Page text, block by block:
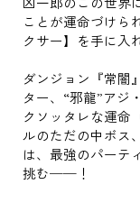
ことが運命づけら
クサー】を手に入
ダンジョン『常闇
ター、“邪龍”アジ
クソッタレな運命
ルのただの中ボ
は、最強のパーテ
挑む──！